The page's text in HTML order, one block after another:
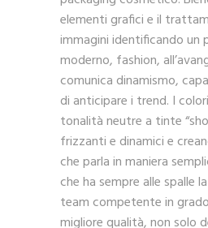
elementi grafici e il
immagini identificando un
moderno, fashion,
comunica dinamismo,
di anticipare i trend. I
tonalità neutre a tinte
frizzanti e dinamici e
che parla in maniera
che ha sempre alle spalle
team competente in
migliore qualità, non solo